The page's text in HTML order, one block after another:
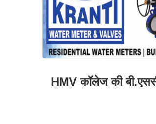
HMV कॉलेज की